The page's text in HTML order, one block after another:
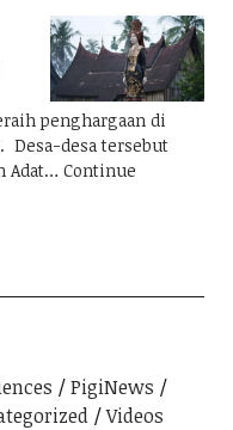
penghargaan di
Desa-desa tersebut
Adat
Continue
PigiNews
Videos